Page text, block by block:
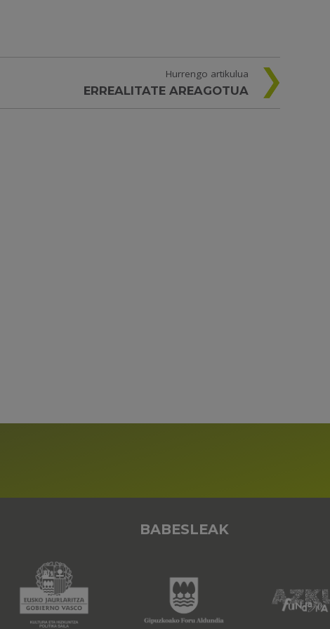
Hurrengo artikulua
ERREALITATE AREAGOTUA
BABESLEAK